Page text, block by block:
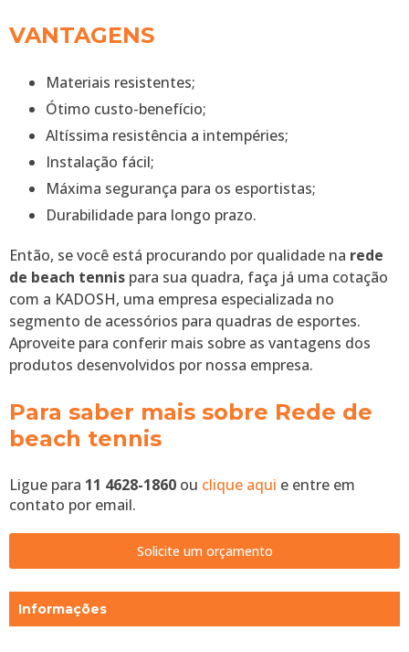
VANTAGENS
Materiais resistentes;
Ótimo custo-benefício;
Altíssima resistência a intempéries;
Instalação fácil;
Máxima segurança para os esportistas;
Durabilidade para longo prazo.
Então, se você está procurando por qualidade na rede
de beach tennis para sua quadra, faça já uma cotação
com a KADOSH, uma empresa especializada no
segmento de acessórios para quadras de esportes.
Aproveite para conferir mais sobre as vantagens dos
produtos desenvolvidos por nossa empresa.
Para saber mais sobre Rede de
beach tennis
Ligue para 11 4628-1860 ou clique aqui e entre em
contato por email.
Solicite um orçamento
Informações